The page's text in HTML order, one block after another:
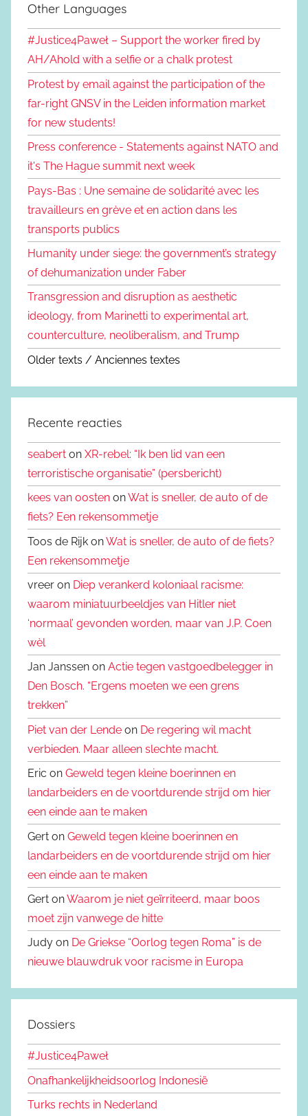
Other Languages
#Justice4Paweł – Support the worker fired by
AH/Ahold with a selfie or a chalk protest
Protest by email against the participation of the
far-right GNSV in the Leiden information market
for new students!
Press conference - Statements against NATO and
it's The Hague summit next week
Pays-Bas : Une semaine de solidarité avec les
travailleurs en grève et en action dans les
transports publics
Humanity under siege: the government’s strategy
of dehumanization under Faber
Transgression and disruption as aesthetic
ideology, from Marinetti to experimental art,
counterculture, neoliberalism, and Trump
Older texts / Anciennes textes
Recente reacties
seabert on XR-rebel: “Ik ben lid van een
terroristische organisatie” (persbericht)
kees van oosten onWat is sneller, de auto of de
fiets? Een rekensommetje
Toos de Rijk onWat is sneller, de auto of de fiets?
Een rekensommetje
vreer on Diep verankerd koloniaal racisme:
waarom miniatuurbeeldjes van Hitler niet
‘normaal’ gevonden worden, maar van J.P. Coen
wèl
Jan Janssen on Actie tegen vastgoedbelegger in
Den Bosch. “Ergens moeten we een grens
trekken”
Piet van der Lende on De regering wil macht
verbieden. Maar alleen slechte macht.
Eric on Geweld tegen kleine boerinnen en
landarbeiders en de voortdurende strijd om hier
een einde aan te maken
Gert on Geweld tegen kleine boerinnen en
landarbeiders en de voortdurende strijd om hier
een einde aan te maken
Gert onWaarom je niet geïrriteerd, maar boos
moet zijn vanwege de hitte
Judy on De Griekse “Oorlog tegen Roma” is de
nieuwe blauwdruk voor racisme in Europa
Dossiers
#Justice4Paweł
Onafhankelijkheidsoorlog Indonesië
Turks rechts in Nederland